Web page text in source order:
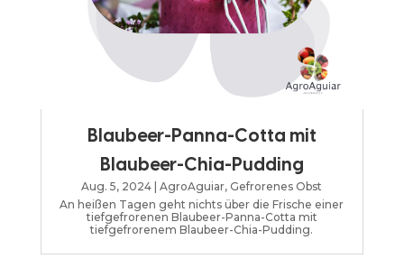
Blaubeer-Panna-Cotta mit
Blaubeer-Chia-Pudding
Aug. 5, 2024 |AgroAguiar, Gefrorenes Obst
An heißen Tagen geht nichts über die Frische einer
tiefgefrorenen Blaubeer-Panna-Cotta mit
tiefgefrorenem Blaubeer-Chia-Pudding.